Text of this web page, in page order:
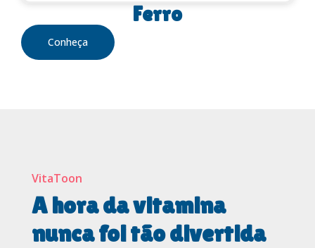
Ferro
Conheça
VitaToon
A hora da vitamina
nunca foi tão divertida